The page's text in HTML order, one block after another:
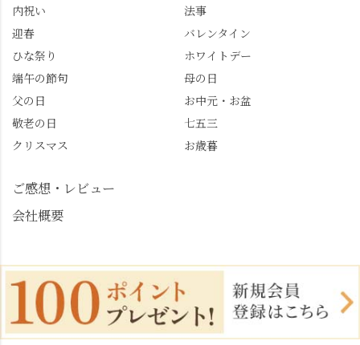
こごろ #勝持寺 #正法寺
#善峯寺 #あじさい #あ
じさい供養 #遊龍の松 #
清竹 #なかの邸 #小倉山
荘 #京都観光 #西京区 #
大原野
内祝い
法事
迎春
バレンタイン
ひな祭り
ホワイトデー
端午の節句
母の日
父の日
お中元・お盆
敬老の日
七五三
クリスマス
お歳暮
ご感想・レビュー
会社概要